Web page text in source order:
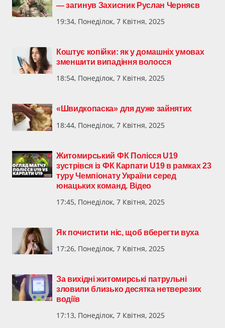
— загинув Захисник Руслан Черняєв
19:34, Понеділок, 7 Квітня, 2025
Коштує копійки: як у домашніх умовах
зменшити випадіння волосся
18:54, Понеділок, 7 Квітня, 2025
«Швидкопаска» для дуже зайнятих
18:44, Понеділок, 7 Квітня, 2025
Житомирський ФК Полісся U19
зустрівся із ФК Карпати U19 в рамках 23
туру Чемпіонату України серед
юнацьких команд. Відео
17:45, Понеділок, 7 Квітня, 2025
Як почистити ніс, щоб вберегти вуха
17:26, Понеділок, 7 Квітня, 2025
За вихідні житомирські патрульні
зловили близько десятка нетверезих
водіїв
17:13, Понеділок, 7 Квітня, 2025